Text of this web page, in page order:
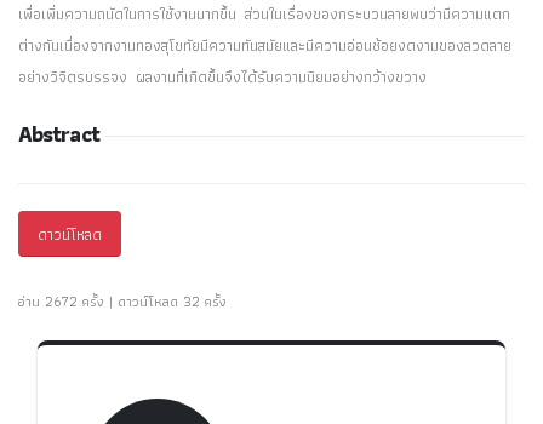
เพื่อเพิ่มความถนัดในการใช้งานมากขึ้น ส่วนในเรื่องของกระบวนลายพบว่ามีความแตก
ต่างกันเนื่องจากงานทองสุโขทัยมีความทันสมัยและมีความอ่อนช้อยงดงามของลวดลาย
อย่างวิจิตรบรรจง ผลงานที่เกิดขึ้นจึงได้รับความนิยมอย่างกว้างขวาง
Abstract
ดาวน์โหลด
อ่าน 2672 ครั้ง | ดาวน์โหลด 32 ครั้ง